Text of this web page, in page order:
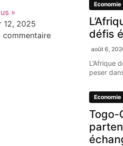
»
12, 2025
commentaire
Economie
défis
août 6,
L’Afrique
peser
Economie
Togo-